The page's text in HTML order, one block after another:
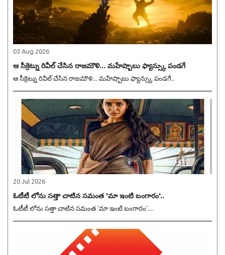
03 Aug 2026
ఆ సీక్రెట్ను రివీల్ చేసిన రాజమౌళి... మహేష్బాబు ఫ్యాన్స్కు పండగే
ఆ సీక్రెట్ను రివీల్ చేసిన రాజమౌళి... మహేష్బాబు ఫ్యాన్స్కు పండగే..
20 Jul 2026
ఓటీటీ లోను సత్తా చాటిన సమంత 'మా ఇంటి బంగారం'..
ఓటీటీ లోను సత్తా చాటిన సమంత 'మా ఇంటి బంగారం'....